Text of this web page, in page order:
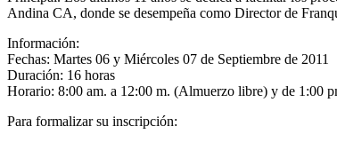
Andina CA, donde se desempeña como Director de
Información:
Fechas: Martes 06 y Miércoles 07 de Septiembre de 2011
Duración: 16 horas
Horario: 8:00 am. a 12:00 m. (Almuerzo libre) y de 1:00
Para formalizar su inscripción: